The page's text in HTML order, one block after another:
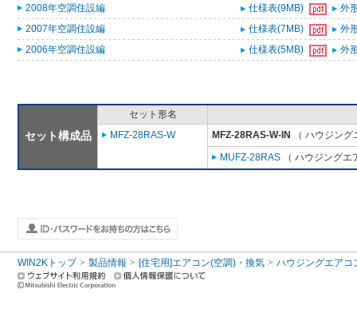
2008年空調住設編
仕様表(9MB)
外
2007年空調住設編
仕様表(7MB)
外
2006年空調住設編
仕様表(5MB) 外
セット構成品
セット形名
MFZ-28RAS-W
MFZ-28RAS-W-IN
（ ハウジン
MUFZ-28RAS （ ハウジング
WIN2Kトップ 製品情報 [住宅用]エアコン(空調)・換気 ハウジングエアコ